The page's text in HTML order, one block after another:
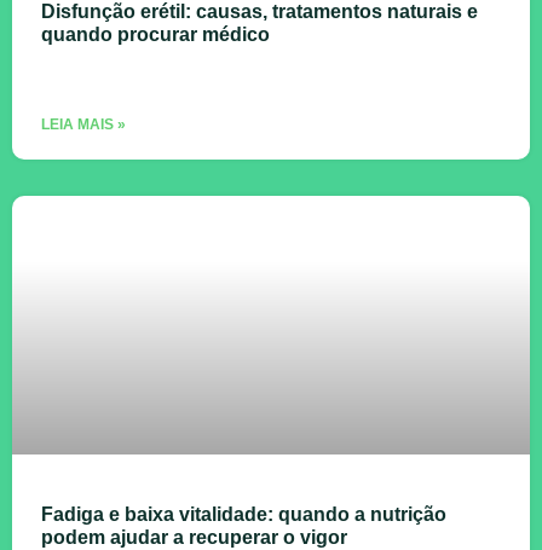
Disfunção erétil: causas, tratamentos naturais e
quando procurar médico
LEIA MAIS »
Fadiga e baixa vitalidade: quando a nutrição
podem ajudar a recuperar o vigor